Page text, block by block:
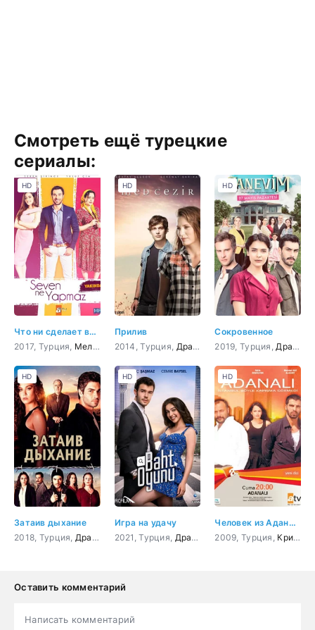
Смотреть ещё турецкие
сериалы:
Что ни сделает влюбленный
2017, Турция, Мелодрама ,Комедия
HD
Прилив
2014, Турция, Драма Мелодрама ,Комедия
HD
Сокровенное
2019, Турция, Драма
HD
Затаив дыхание
2018, Турция, Драма криминал,Боевик,Приключения
HD
Игра на удачу
2021, Турция, Драма Мелодрама , Комедия
HD
Человек из Аданы 56 серия
2009, Турция, Криминал
HD
Оставить комментарий
Написать комментарий